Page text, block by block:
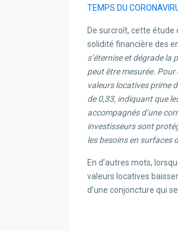
TEMPS DU
De surcroît, cette
solidité financière des
s’éternise et dégrade
peut être mesurée. Pour
valeurs locatives prime
de 0,33, indiquant que
accompagnés d’une
investisseurs sont
les besoins en surfaces
En d’autres mots,
valeurs locatives
d’une conjoncture qui